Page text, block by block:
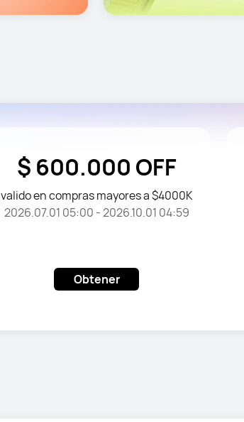
$ 600.000 OFF
valido en compras mayores a $4000K
2026.07.01 05:00 - 2026.10.01 04:59
Obtener